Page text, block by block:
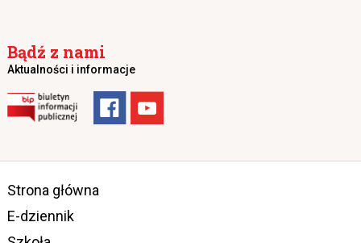
Bądź z nami
Aktualności i informacje
Strona główna
E-dziennik